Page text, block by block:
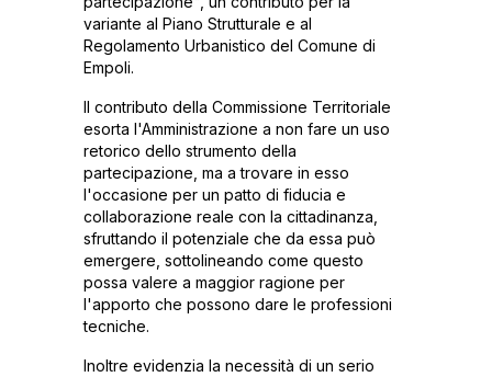
variante al Piano Strutturale e al
Regolamento Urbanistico del Comune di
Empoli.
Il contributo della Commissione Territoriale
esorta l'Amministrazione a non fare un uso
retorico dello strumento della
partecipazione, ma a trovare in esso
l'occasione per un patto di fiducia e
collaborazione reale con la cittadinanza,
sfruttando il potenziale che da essa può
emergere, sottolineando come questo
possa valere a maggior ragione per
l'apporto che possono dare le professioni
tecniche.
Inoltre evidenzia la necessità di un serio